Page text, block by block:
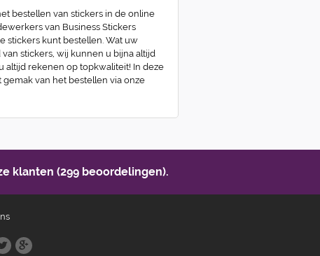
bestellen van stickers in de online
van Business Stickers
stickers kunt bestellen. Wat uw
stickers, wij kunnen u bijna altijd
altijd rekenen op topkwaliteit! In deze
van het bestellen via onze
klanten (299 beoordelingen).